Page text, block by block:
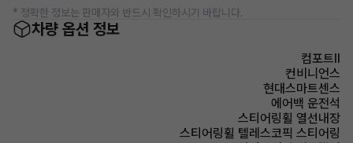
* 정확한 정보는 판매자와 반드시 확인하시기 바랍니다.
차량 옵션 정보
컴포트Ⅱ
컨비니언스
현대스마트센스
에어백 운전석
스티어링휠 열선내장
스티어링휠 텔레스코픽 스티어링